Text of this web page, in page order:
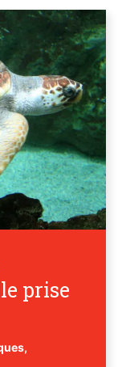
prise
,